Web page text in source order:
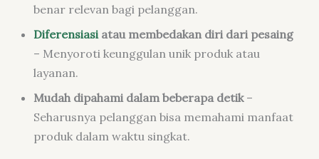
benar relevan bagi pelanggan.
Diferensiasiatau membedakan diri dari pesaing
– Menyoroti keunggulan unik produk atau
layanan.
Mudah dipahami dalam beberapa detik–
Seharusnya pelanggan bisa memahami manfaat
produk dalam waktu singkat.